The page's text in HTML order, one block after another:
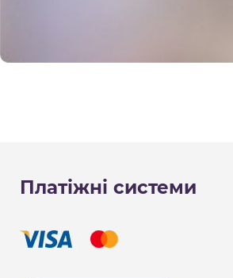
Платіжні системи